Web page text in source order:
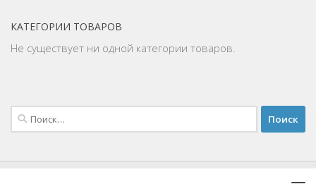
КАТЕГОРИИ ТОВАРОВ
Не существует ни одной категории товаров.